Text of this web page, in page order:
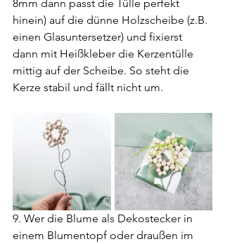
8mm dann passt die Tülle perfekt
hinein) auf die dünne Holzscheibe (z.B.
einen Glasuntersetzer) und fixierst
dann mit Heißkleber die Kerzentülle
mittig auf der Scheibe. So steht die
Kerze stabil und fällt nicht um.
9. Wer die Blume als Dekostecker in
einem Blumentopf oder draußen im